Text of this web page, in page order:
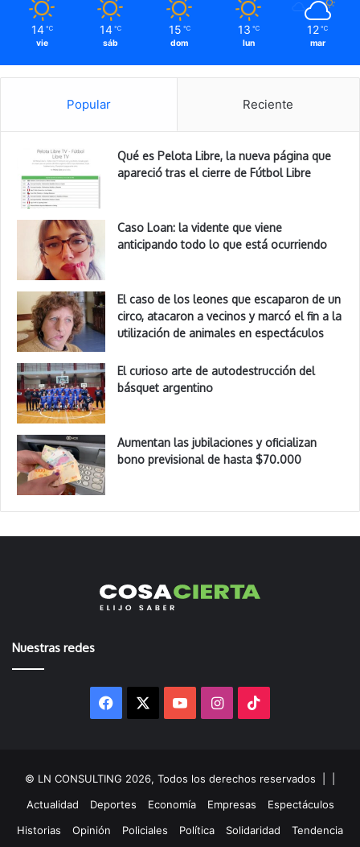
14 ℃
vie
14 ℃
sáb
15 ℃
dom
13 ℃
lun
12 ℃
mar
Popular Reciente
Qué es Pelota Libre, la nueva página que
apareció tras el cierre de Fútbol Libre
Caso Loan: la vidente que viene
anticipando todo lo que está ocurriendo
El caso de los leones que escaparon de un
circo, atacaron a vecinos y marcó el fin a la
utilización de animales en espectáculos
El curioso arte de autodestrucción del
básquet argentino
Aumentan las jubilaciones y oficializan
bono previsional de hasta $70.000
Nuestras redes
Facebook YouTubeInstagram
© LN CONSULTING 2026, Todos los derechos reservados |
Actualidad
Deportes Economía Empresas
Espectáculos
Historias
Opinión Policiales Política Solidaridad Tendencia